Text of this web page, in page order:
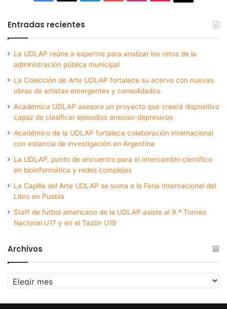
Entradas recientes
La UDLAP reúne a expertos para analizar los retos de la
administración pública municipal
La Colección de Arte UDLAP fortalece su acervo con nuevas
obras de artistas emergentes y consolidados
Académica UDLAP asesora un proyecto que creará dispositivo
capaz de clasificar episodios ansioso-depresivos
Académico de la UDLAP fortalece colaboración internacional
con estancia de investigación en Argentina
La UDLAP, punto de encuentro para el intercambio científico
en bioinformática y redes complejas
La Capilla del Arte UDLAP se suma a la Feria Internacional del
Libro en Puebla
Staff de futbol americano de la UDLAP asiste al 9.º Torneo
Nacional U17 y en el Tazón U19
Archivos
Archivos